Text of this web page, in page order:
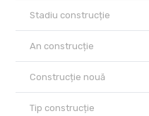
Stadiu construcție
An construcție
Construcție nouă
Tip construcție